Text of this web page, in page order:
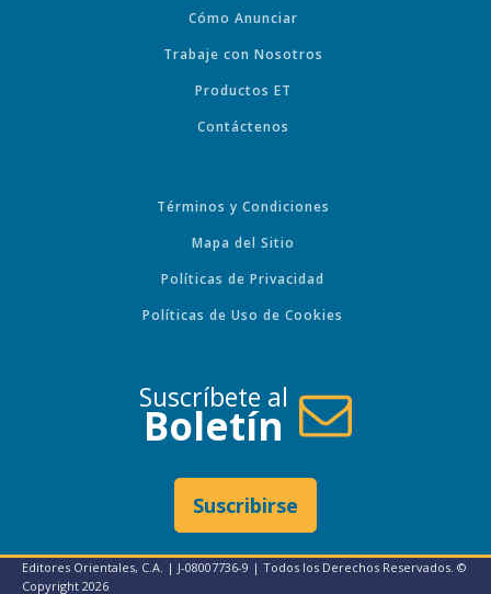
Cómo Anunciar
Trabaje con Nosotros
Productos ET
Contáctenos
Términos y Condiciones
Mapa del Sitio
Políticas de Privacidad
Políticas de Uso de Cookies
Suscríbete al
Boletín
Suscribirse
Editores Orientales, C.A. | J-08007736-9 | Todos los Derechos Reservados. ©
Copyright 2026